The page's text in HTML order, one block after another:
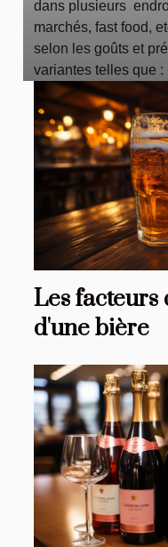
dans plusieurs
marchés, fast food,
selon les goûts et
variantes telles que :
Les
d'une bière